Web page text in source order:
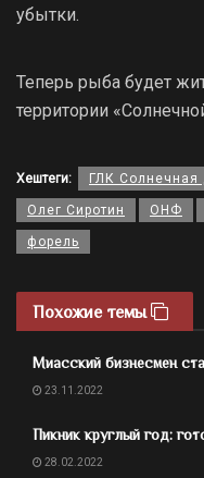
убытки.
Теперь рыба будет
территории
Хештеги: ГЛК Солнечная
Олег Сиротин ОНФ
форель
Похожие темы
Миасский бизнесмен
23.11.2022
Пикник круглый год:
28.02.2022